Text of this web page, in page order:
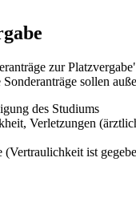
zur
sollen
des Studiums
Verletzungen
(Vertraulichkeit ist